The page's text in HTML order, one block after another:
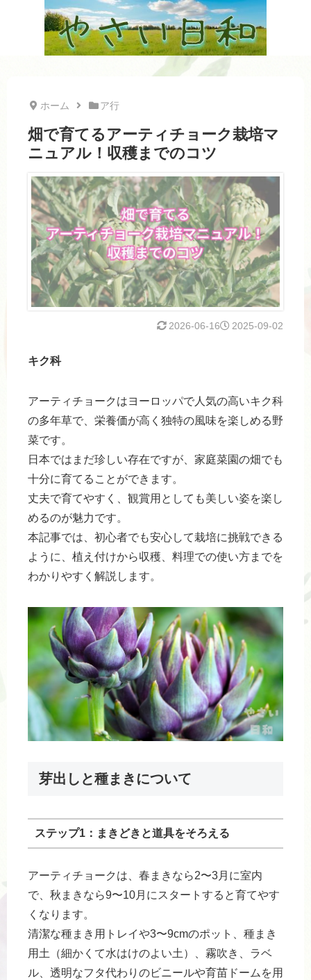
ホーム ア行
畑で育てるアーティチョーク栽培マ
ニュアル！収穫までのコツ
2025-09-02
2026-06-16
キク科
アーティチョークはヨーロッパで人気の高いキク科
の多年草で、栄養価が高く独特の風味を楽しめる野
菜です。
日本ではまだ珍しい存在ですが、家庭菜園の畑でも
十分に育てることができます。
丈夫で育てやすく、観賞用としても美しい姿を楽し
めるのが魅力です。
本記事では、初心者でも安心して栽培に挑戦できる
ように、植え付けから収穫、料理での使い方までを
わかりやすく解説します。
芽出しと種まきについて
ステップ1：まきどきと道具をそろえる
アーティチョークは、春まきなら2〜3月に室内
で、秋まきなら9〜10月にスタートすると育てやす
くなります。
清潔な種まき用トレイや3〜9cmのポット、種まき
用土（細かくて水はけのよい土）、霧吹き、ラベ
ル、透明なフタ代わりのビニールや育苗ドームを用